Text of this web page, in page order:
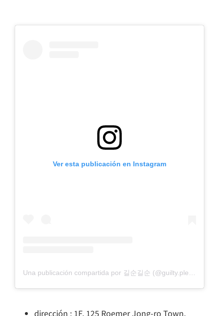
Ver esta publicación en Instagram
dirección : 1F, 125 Roemer Jong-ro Town,